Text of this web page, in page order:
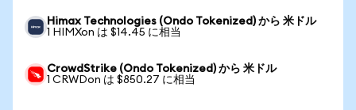
Himax Technologies (Ondo Tokenized) から 米ドル
1 HIMXon は $14.45 に相当
CrowdStrike (Ondo Tokenized) から 米ドル
1 CRWDon は $850.27 に相当